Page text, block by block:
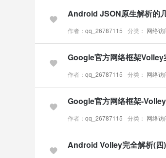
Android JSON原生解析的
作者： qq_26787115 分类： 网络访
Google官方网络框架
作者： qq_26787115 分类： 网络访
Google官方网络框架-
作者： qq_26787115 分类： 网络访
Android Volley完全解析(四